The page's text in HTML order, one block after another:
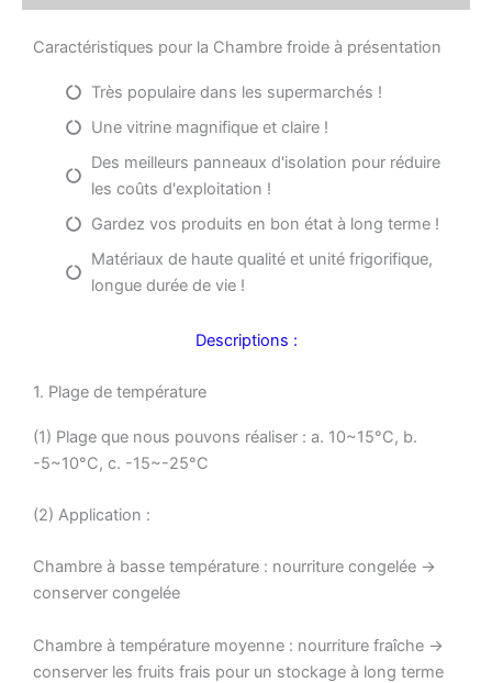
Caractéristiques pour la Chambre froide à présentation
Très populaire dans les supermarchés !
Une vitrine magnifique et claire !
Des meilleurs panneaux d'isolation pour réduire
les coûts d'exploitation !
Gardez vos produits en bon état à long terme !
Matériaux de haute qualité et unité frigorifique,
longue durée de vie !
Descriptions :
1. Plage de température
(1) Plage que nous pouvons réaliser : a. 10~15°C, b.
-5~10°C, c. -15~-25°C
(2) Application :
Chambre à basse température : nourriture congelée →
conserver congelée
Chambre à température moyenne : nourriture fraîche →
conserver les fruits frais pour un stockage à long terme